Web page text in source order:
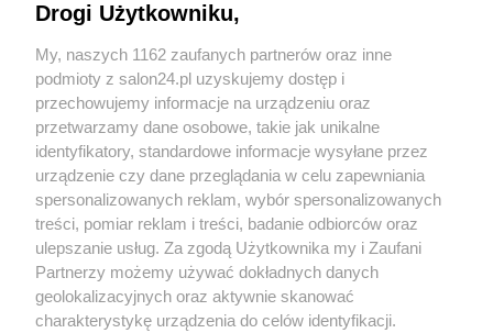
Sport
Społeczeństwo
Kultura
X Facebook Instagram Youtube
Drogi Użytkowniku,
My, naszych 1162 zaufanych partnerów oraz inne
podmioty z salon24.pl uzyskujemy dostęp i
przechowujemy informacje na urządzeniu oraz
przetwarzamy dane osobowe, takie jak unikalne
identyfikatory, standardowe informacje wysyłane przez
urządzenie czy dane przeglądania w celu zapewniania
spersonalizowanych reklam, wybór spersonalizowanych
treści, pomiar reklam i treści, badanie odbiorców oraz
ulepszanie usług. Za zgodą Użytkownika my i Zaufani
Partnerzy możemy używać dokładnych danych
geolokalizacyjnych oraz aktywnie skanować
charakterystykę urządzenia do celów identyfikacji.